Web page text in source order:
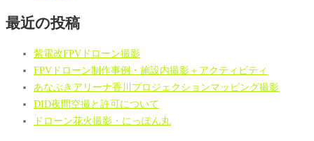
最近の投稿
紫電改FPVドローン撮影
FPVドローン制作事例・施設内撮影＋アクティビティ
あなぶきアリーナ香川プロジェクションマッピング撮影
DID夜間空撮と許可について
ドローン花火撮影・にっぽん丸